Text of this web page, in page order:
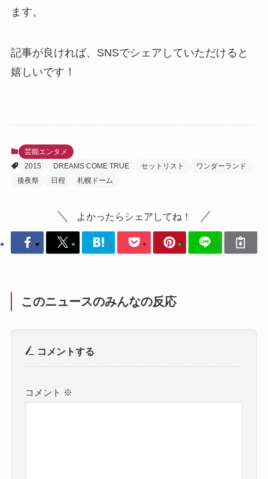
ます。
記事が良ければ、SNSでシェアしていただけると
嬉しいです！
芸能エンタメ
2015
DREAMS COME TRUE セットリスト
ワンダーランド
後夜祭
日程 札幌ドーム
よかったらシェアしてね！
このニュースのみんなの反応
コメントする
コメント ※